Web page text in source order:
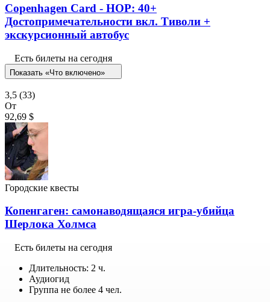
Copenhagen Card - HOP: 40+
Достопримечательности вкл. Тиволи +
экскурсионный автобус
Есть билеты на сегодня
Показать «Что включено»
3,5 (33)
От
92,69 $
Городские квесты
Копенгаген: самонаводящаяся игра-убийца
Шерлока Холмса
Есть билеты на сегодня
Длительность: 2 ч.
Аудиогид
Группа не более 4 чел.